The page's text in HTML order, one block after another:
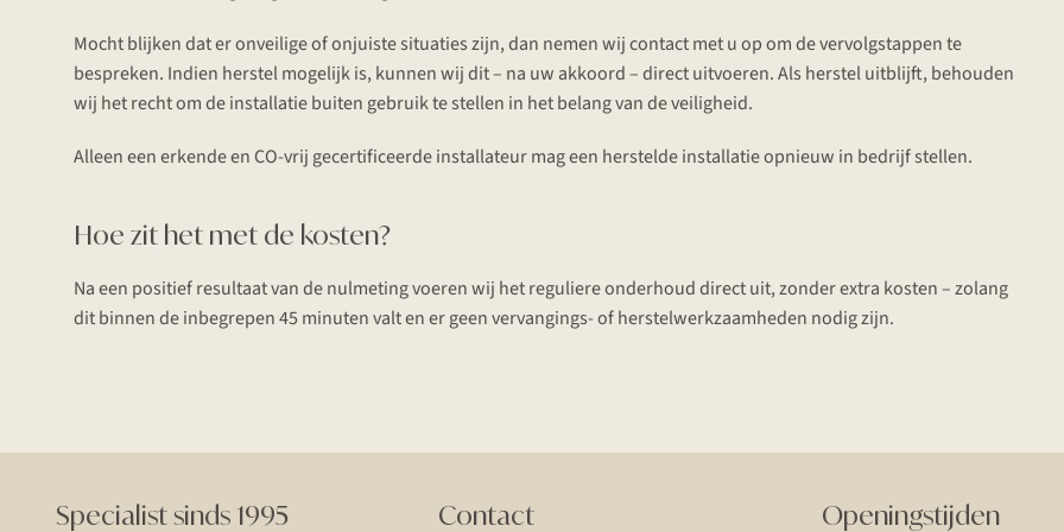
Mocht blijken dat er onveilige of onjuiste situaties zijn, dan nemen wij contact met u op om de vervolgstappen te
bespreken. Indien herstel mogelijk is, kunnen wij dit – na uw akkoord – direct uitvoeren. Als herstel uitblijft, behouden
wij het recht om de installatie buiten gebruik te stellen in het belang van de veiligheid.
Alleen een erkende en CO-vrij gecertificeerde installateur mag een herstelde installatie opnieuw in bedrijf stellen.
Hoe zit het met de kosten?
Na een positief resultaat van de nulmeting voeren wij het reguliere onderhoud direct uit, zonder extra kosten – zolang
dit binnen de inbegrepen 45 minuten valt en er geen vervangings- of herstelwerkzaamheden nodig zijn.
Specialist sinds 1995 Contact Openingstijden